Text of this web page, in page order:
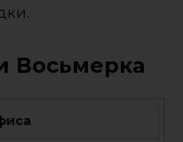
Восьмерка